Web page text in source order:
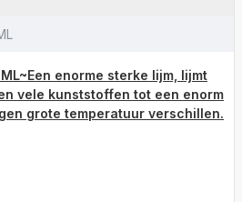
enorme sterke lijm, lijmt
vele kunststoffen tot een enorm
grote temperatuur verschillen.